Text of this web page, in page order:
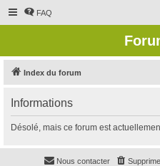
FAQ
Index du forum
Informations
Désolé, mais ce forum est
Nous contacter